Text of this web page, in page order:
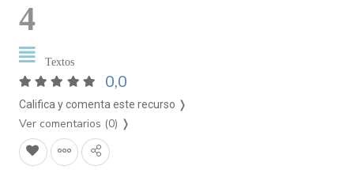
4
Textos
0,0
Califica y comenta este recurso ❭
Ver comentarios (0) ❭